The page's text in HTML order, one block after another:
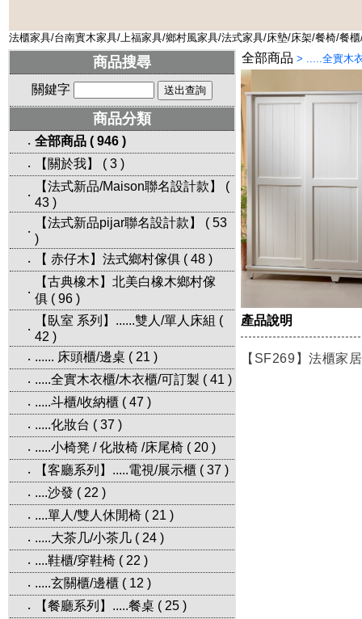
法櫃家具/台南實木家具/上福家具/鄉村風家具/法式家具/床墊/床架/餐椅/餐
商品搜尋
關鍵字
商品分類
‧ 全部商品 ( 946 )
‧
【關於我】 ( 3 )
‧
【法式新品/Maison聯名設計款】
(
43 )
‧
【法式新品pijar聯名設計款】 ( 53
)
‧
【 赤仔木】法式鄉村傢俱 ( 48 )
‧
【古典橡木】北美白橡木鄉村傢
俱 ( 96 )
‧
【臥室 系列】......雙人/單人床組 (
42 )
‧ ...... 床頭櫃/邊桌 ( 21 )
‧ .....全實木衣櫃/木衣櫃/可訂製 ( 41 )
‧ .....斗櫃/收納櫃 ( 47 )
‧ .....化妝台 ( 37 )
‧ .....小椅凳 / 化妝椅 /床尾椅 ( 20 )
‧
【客廳系列】.....電視/展示櫃 ( 37 )
‧ ....沙發 ( 22 )
‧ ....單人/雙人休閒椅 ( 21 )
‧ .....大茶几/小茶几 ( 24 )
‧ ....鞋櫃/穿鞋椅 ( 22 )
‧ .....玄關櫃/邊櫃 ( 12 )
‧
【餐廳系列】.....餐桌 ( 25 )
全部商品 > .....全實木
產品說明
【SF269】法櫃家